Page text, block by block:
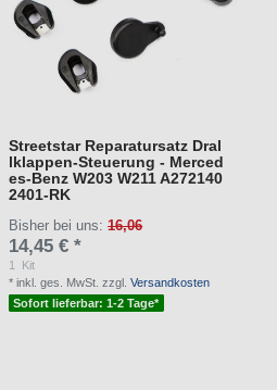
Streetstar Reparatursatz Dral
lklappen-Steuerung - Merced
es-Benz W203 W211 A272140
2401-RK
Bisher bei uns:16,06
14,45 € *
1
Kit
*inkl. ges. MwSt. zzgl.Versandkosten
Sofort lieferbar: 1-2 Tage*